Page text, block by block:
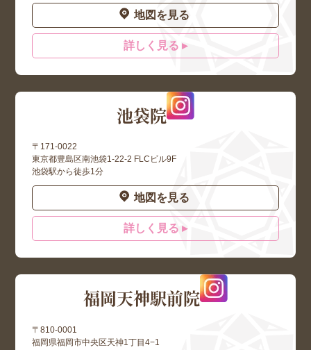
地図を見る
詳しく見る ▸
池袋院
〒171-0022
東京都豊島区南池袋1-22-2 FLCビル9F
池袋駅から徒歩1分
地図を見る
詳しく見る ▸
福岡天神駅前院
〒810-0001
福岡県福岡市中央区天神1丁目4−1